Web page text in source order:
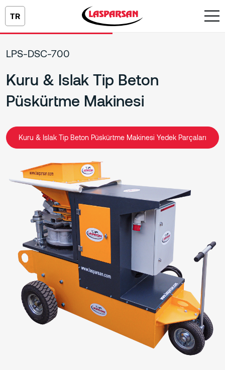
TR
LPS-DSC-700
Kuru & Islak Tip Beton
Püskürtme Makinesi
Kuru & Islak Tip Beton Püskürtme Makinesi Yedek Parçaları